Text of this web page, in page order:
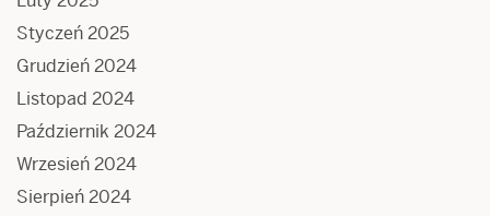
Styczeń 2025
Grudzień 2024
Listopad 2024
Październik 2024
Wrzesień 2024
Sierpień 2024